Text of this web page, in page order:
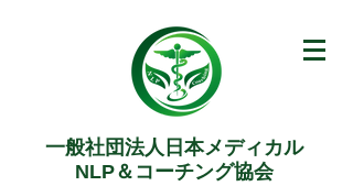
一般社団法人日本メディカル
NLP＆コーチング協会